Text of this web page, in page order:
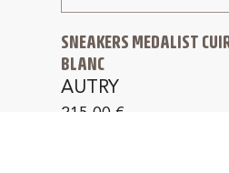
SNEAKERS MEDALIST
BLANC
AUTRY
215,00€